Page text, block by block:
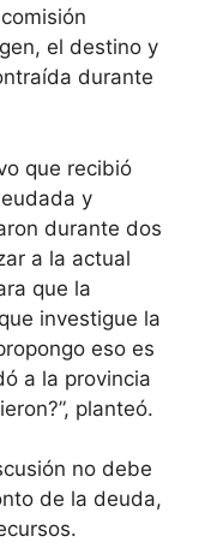
el destino y
durante
que recibió
y
durante dos
a la actual
que la
investigue la
eso es
a la provincia
planteó.
no debe
de la deuda,